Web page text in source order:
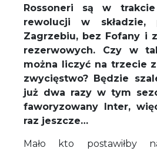
Rossoneri są w
rewolucji w
Zagrzebiu, bez Fofany i
rezerwowych. Czy w
można liczyć na trzecie
zwycięstwo? Będzie
już dwa razy w tym
faworyzowany Inter,
raz jeszcze…
Mało kto postawiłby